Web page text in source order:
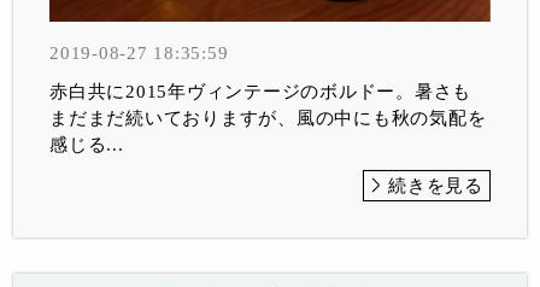
2019-08-27 18:35:59
赤白共に2015年ヴィンテージのボルドー。暑さも
まだまだ続いておりますが、風の中にも秋の気配を
感じる...
続きを見る